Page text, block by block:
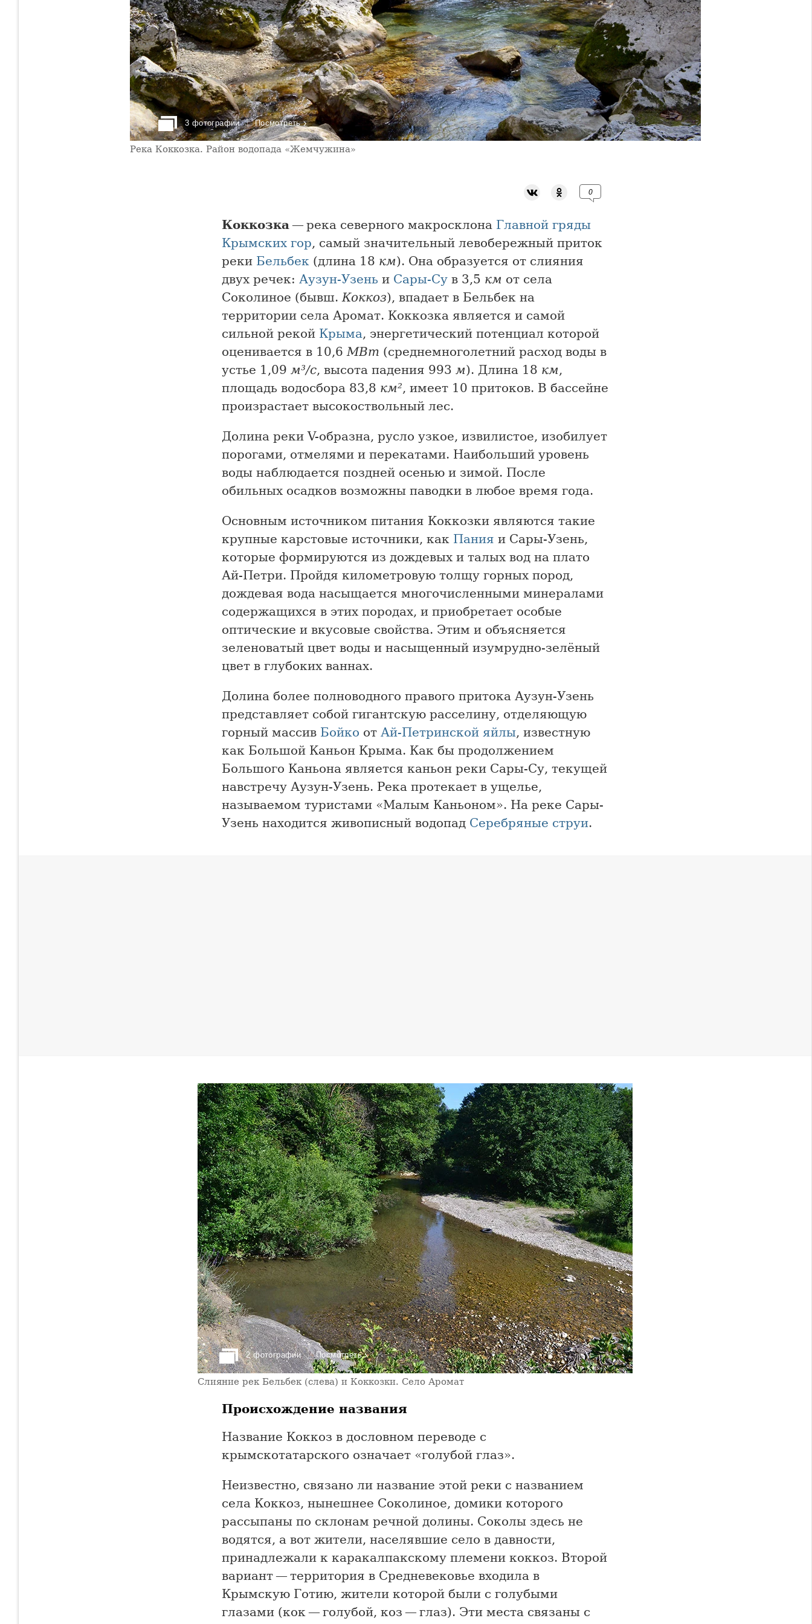
3 фотографии Посмотреть ›
Река Коккозка. Район водопада «Жемчужина»
0
Коккозка — река северного макросклона Главной гряды
Крымских гор, самый значительный левобережный приток
реки Бельбек (длина 18 км). Она образуется от слияния
двух речек: Аузун-Узень и Сары-Су в 3,5 км от села
Соколиное (бывш. Коккоз), впадает в Бельбек на
территории села Аромат. Коккозка является и самой
сильной рекой Крыма, энергетический потенциал которой
оценивается в 10,6 МВт (среднемноголетний расход воды в
устье 1,09 м³/с, высота падения 993 м). Длина 18 км,
площадь водосбора 83,8 км², имеет 10 притоков. В бассейне
произрастает высокоствольный лес.
Долина реки V-образна, русло узкое, извилистое, изобилует
порогами, отмелями и перекатами. Наибольший уровень
воды наблюдается поздней осенью и зимой. После
обильных осадков возможны паводки в любое время года.
Основным источником питания Коккозки являются такие
крупные карстовые источники, как Пания и Сары-Узень,
которые формируются из дождевых и талых вод на плато
Ай-Петри. Пройдя километровую толщу горных пород,
дождевая вода насыщается многочисленными минералами
содержащихся в этих породах, и приобретает особые
оптические и вкусовые свойства. Этим и объясняется
зеленоватый цвет воды и насыщенный изумрудно-зелёный
цвет в глубоких ваннах.
Долина более полноводного правого притока Аузун-Узень
представляет собой гигантскую расселину, отделяющую
горный массив Бойко от Ай-Петринской яйлы, известную
как Большой Каньон Крыма. Как бы продолжением
Большого Каньона является каньон реки Сары-Су, текущей
навстречу Аузун-Узень. Река протекает в ущелье,
называемом туристами «Малым Каньоном». На реке Сары-
Узень находится живописный водопад Серебряные струи.
2 фотографии Посмотреть ›
Слияние рек Бельбек (слева) и Коккозки. Село Аромат
Происхождение названия
Название Коккоз в дословном переводе с
крымскотатарского означает «голубой глаз».
Неизвестно, связано ли название этой реки с названием
села Коккоз, нынешнее Соколиное, домики которого
рассыпаны по склонам речной долины. Соколы здесь не
водятся, а вот жители, населявшие село в давности,
принадлежали к каракалпакскому племени коккоз. Второй
вариант — территория в Средневековье входила в
Крымскую Готию, жители которой были с голубыми
глазами (кок — голубой, коз — глаз). Эти места связаны с